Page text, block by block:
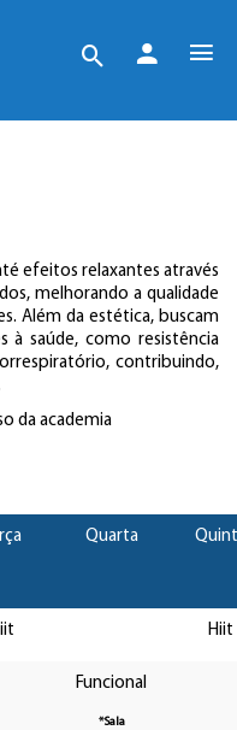
efeitos relaxantes através
melhorando a qualidade
Além da estética, buscam
à saúde, como resistência
contribuindo,
da academia
Quarta
Hiit
Funcional
*Sala